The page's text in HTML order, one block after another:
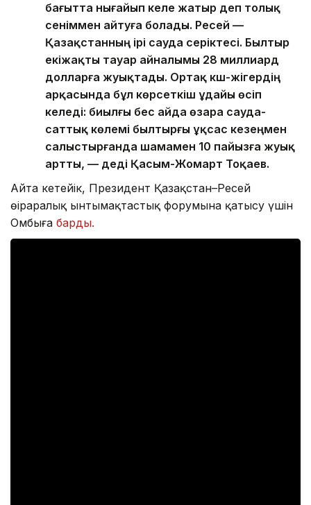
бағытта нығайып келе жатыр деп толық
сеніммен айтуға болады. Ресей —
Қазақстанның ірі сауда серіктесі. Былтыр
екіжақты тауар айналымы 28 миллиард
долларға жуықтады. Ортақ күш-жігердің
арқасында бұл көрсеткіш ұдайы өсіп
келеді: биылғы бес айда өзара сауда-
саттық көлемі былтырғы ұқсас кезеңмен
салыстырғанда шамамен 10 пайызға жуық
артты, — деді Қасым-Жомарт Тоқаев.
Айта кетейік, Президент Қазақстан–Ресей
өңіраралық ынтымақтастық форумына қатысу үшін
Омбыға барды.